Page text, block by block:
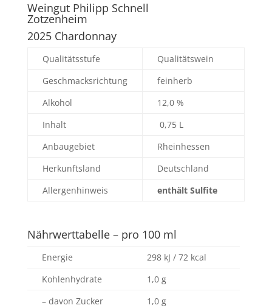
Weingut Philipp Schnell
Zotzenheim
2025 Chardonnay
Qualitätsstufe
Qualitätswein
Geschmacksrichtung
feinherb
Alkohol
12,0 %
Inhalt
0,75 L
Anbaugebiet
Rheinhessen
Herkunftsland
Deutschland
Allergenhinweis
enthält Sulfite
Nährwerttabelle – pro 100 ml
Energie
298 kJ / 72 kcal
Kohlenhydrate
1,0 g
– davon Zucker
1,0 g